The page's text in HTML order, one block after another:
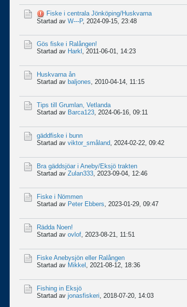
Fiske i centrala Jönköping/Huskvarna
Startad av W---P, 2024-09-15, 23:48
Gös fiske i Ralången!
Startad av Harkl , 2011-06-01, 14:23
Huskvarna ån
Startad av baljones, 2010-04-14, 11:15
Tips till Grumlan, Vetlanda
Startad av Barca123, 2024-06-16, 09:11
gäddfiske i bunn
Startad av viktor_småland, 2024-02-22, 09:42
Bra gäddsjöar i Aneby/Eksjö trakten
Startad av Zulan333, 2023-09-04, 12:46
Fiske i Nömmen
Startad av Peter Ebbers, 2023-01-29, 09:47
Rädda Noen!
Startad av ovlof, 2023-08-21, 11:51
Fiske Anebysjön eller Ralången
Startad av Mikkel , 2021-08-12, 18:36
Fishing in Eksjö
Startad av jonasfiskeri, 2018-07-20, 14:03